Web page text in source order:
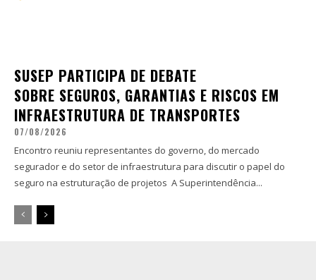
SUSEP PARTICIPA DE DEBATE
SOBRE SEGUROS, GARANTIAS E RISCOS EM
INFRAESTRUTURA DE TRANSPORTES
07/08/2026
Encontro reuniu representantes do governo, do mercado
segurador e do setor de infraestrutura para discutir o papel do
seguro na estruturação de projetos A Superintendência...